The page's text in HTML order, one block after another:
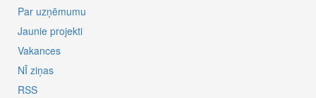
Par uzņēmumu
Jaunie projekti
Vakances
NĪ ziņas
RSS